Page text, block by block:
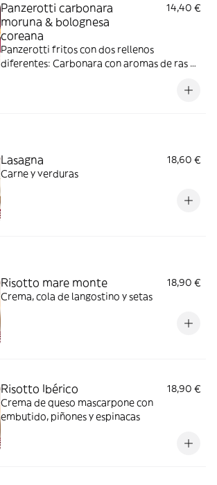
Panzerotti carbonara
moruna & bolognesa
coreana
14,40 €
Panzerotti fritos con dos rellenos
diferentes: Carbonara con aromas de ras el
Lasagna
18,60 €
Carne y verduras
Risotto mare monte
18,90 €
Crema, cola de langostino y setas
Risotto Ibérico
18,90 €
Crema de queso mascarpone con
embutido, piñones y espinacas